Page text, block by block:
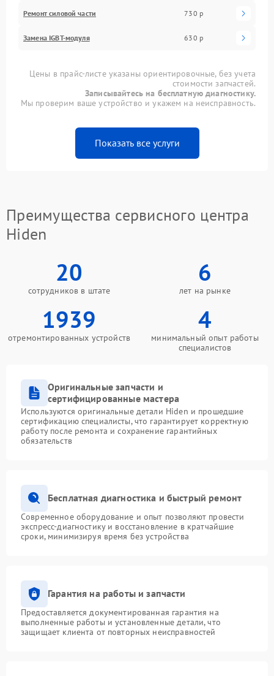
Ремонт силовой части 730 р
Замена IGBT-модуля 630 р
Цены в прайс-листе указаны ориентировочные, без учета
стоимости запчастей.
Записывайтесь на бесплатную диагностику.
Мы проверим ваше устройство и укажем на неисправность.
Показать все услуги
Преимущества сервисного центра
Hiden
20
сотрудников в штате
6
лет на рынке
1939
отремонтированных устройств
4
минимальный опыт работы
специалистов
Оригинальные запчасти и
сертифицированные мастера
Используются оригинальные детали Hiden и прошедшие
сертификацию специалисты, что гарантирует корректную
работу после ремонта и сохранение гарантийных
обязательств
Бесплатная диагностика и быстрый ремонт
Современное оборудование и опыт позволяют провести
экспресс-диагностику и восстановление в кратчайшие
сроки, минимизируя время без устройства
Гарантия на работы и запчасти
Предоставляется документированная гарантия на
выполненные работы и установленные детали, что
защищает клиента от повторных неисправностей